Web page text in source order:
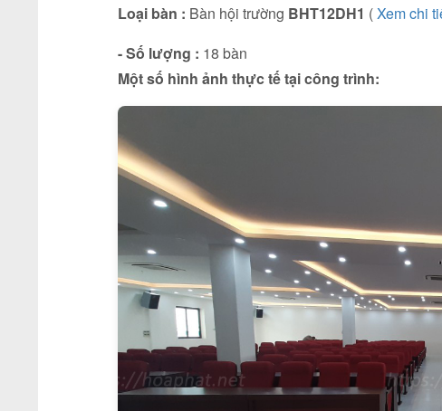
Loại bàn : Bàn hội trường BHT12DH1 (Xem chi
- Số lượng : 18 bàn
Một số hình ảnh thực tế tại công trình: